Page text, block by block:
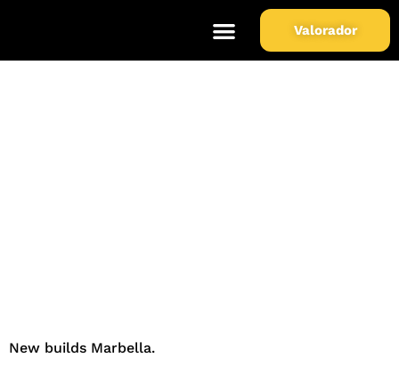
Valorador
New builds Marbella.